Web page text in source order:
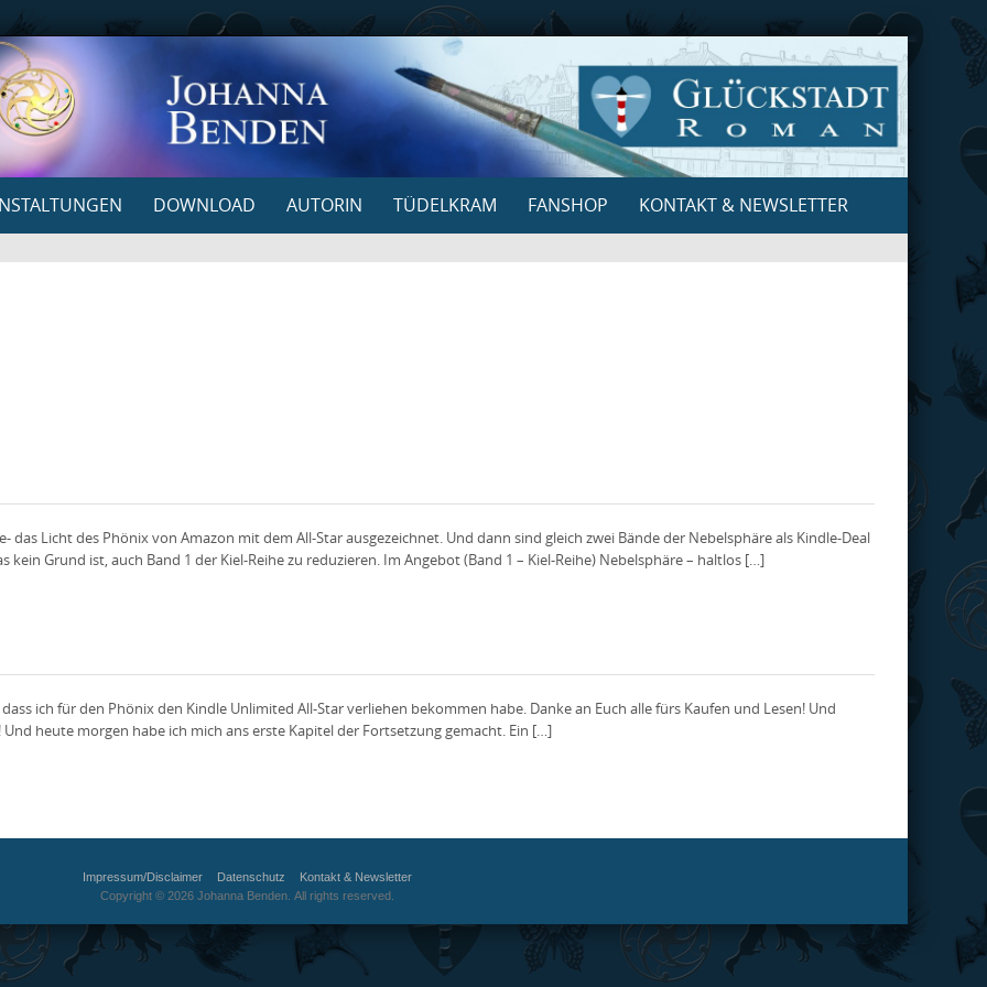
DOWNLOAD AUTORIN TÜDELKRAM FANSHOP KONTAKT & NEWSLETTER
Licht des Phönix von Amazon mit dem All-Star ausgezeichnet. Und dann sind gleich zwei Bände der Nebelsphäre als Kindle-Deal
kein Grund ist, auch Band 1 der Kiel-Reihe zu reduzieren. Im Angebot (Band 1 – Kiel-Reihe) Nebelsphäre – haltlos […]
ich für den Phönix den Kindle Unlimited All-Star verliehen bekommen habe. Danke an Euch alle fürs Kaufen und Lesen! Und
heute morgen habe ich mich ans erste Kapitel der Fortsetzung gemacht. Ein […]
Impressum/Disclaimer Datenschutz
Kontakt & Newsletter
Copyright © 2026 Johanna Benden. All rights reserved.